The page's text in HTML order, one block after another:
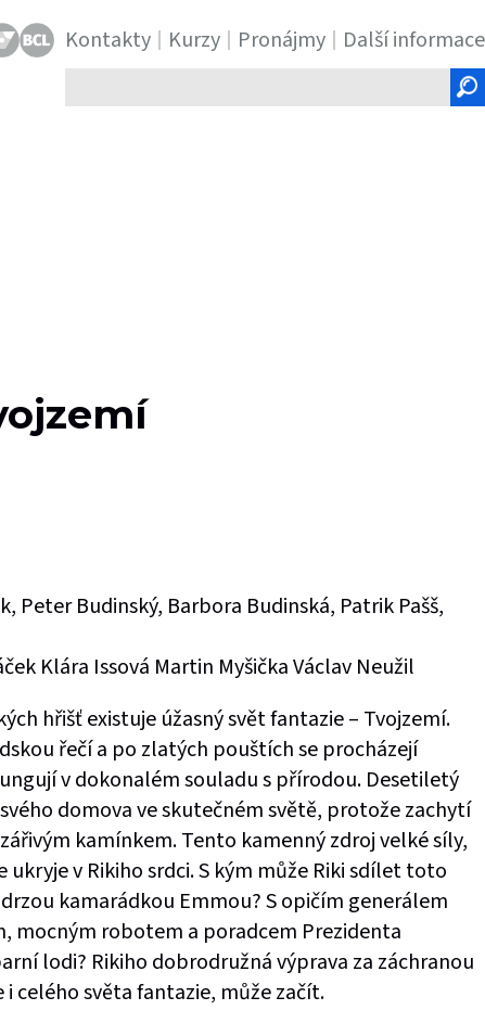
Kontakty Kurzy Pronájmy
Další informace
text
Peter Budinský, Barbora Budinská, Patrik Pašš,
Klára Issová Martin Myšička Václav Neužil
hřišť existuje úžasný svět fantazie – Tvojzemí.
řečí a po zlatých pouštích se procházejí
v dokonalém souladu s přírodou. Desetiletý
domova ve skutečném světě, protože zachytí
kamínkem. Tento kamenný zdroj velké síly,
ukryje v Rikiho srdci. S kým může Riki sdílet toto
kamarádkou Emmou? S opičím generálem
mocným robotem a poradcem Prezidenta
lodi? Rikiho dobrodružná výprava za záchranou
celého světa fantazie, může začít.